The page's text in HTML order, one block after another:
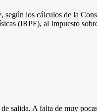
los cálculos de la
(IRPF), al Impuesto
salida. A falta de muy